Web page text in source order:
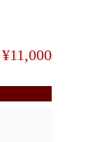
¥11,000